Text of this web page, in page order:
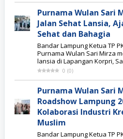
Purnama Wulan Sari
Jalan Sehat Lansia,
Sehat dan Bahagia
Bandar Lampung Ketua TP
Purnama Wulan Sari Mirza
lansia di Lapangan Korpri,
0 (0)
Purnama Wulan Sari
Roadshow Lampung
Kolaborasi Industri
Muslim
Bandar Lampung Ketua TP